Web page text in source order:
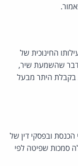
החינוכית של
שהשמעת שיר,
בקבלת היתר מבעל
הכנסת ובפסקי דין של
סמכות שפיטה לפי